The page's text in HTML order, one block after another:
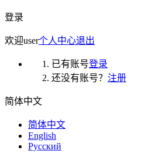
登录
欢迎user个人中心退出
已有账号登录
还没有账号？ 注册
简体中文
简体中文
English
Русский